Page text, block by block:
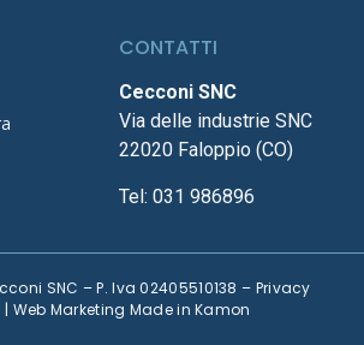
CONTATTI
Cecconi SNC
Via delle industrie SNC
22020 Faloppio (CO)
Tel: 031 986896
SNC – P. Iva 02405510138 – Privacy
| Web Marketing Made inKamon